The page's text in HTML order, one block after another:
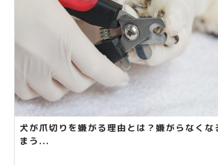
犬が爪切りを嫌がる理由とは？嫌がらなくな
まう...